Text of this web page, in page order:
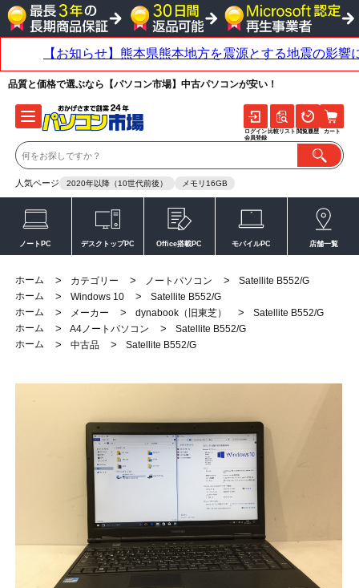
品質と価格で選ぶなら【パソコン市場】中古パソコンが安い！
人気ページ 2020年以降（10世代前後） メモリ16GB
ログイン
会員登録
比較リスト 閲覧履歴 カート
ノートPC デスクトップPC Office搭載PC モバイルPC 店舗一覧
ホーム > カテゴリー > ノートパソコン >
Satellite B552/G
ホーム
> Windows 10 >
Satellite B552/G
ホーム
> メーカー > dynabook（旧東芝） >
Satellite B552/G
ホーム
> A4ノートパソコン >
Satellite B552/G
ホーム
> 中古品 > Satellite B552/G